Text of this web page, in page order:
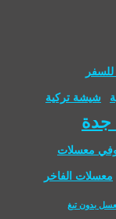
شيشة تركية
معسلات
معسلات الفاخر
بدون تبغ